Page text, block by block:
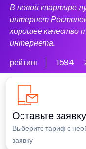
В новой квартире
интернет
хорошее качество
интернета.
рейтинг 1594
Оставьте заявку
Выберите тариф с
заявку